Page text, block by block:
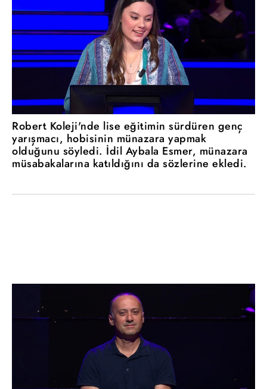
Robert Koleji'nde lise eğitimin sürdüren genç
yarışmacı, hobisinin münazara yapmak
olduğunu söyledi. İdil Aybala Esmer, münazara
müsabakalarına katıldığını da sözlerine ekledi.